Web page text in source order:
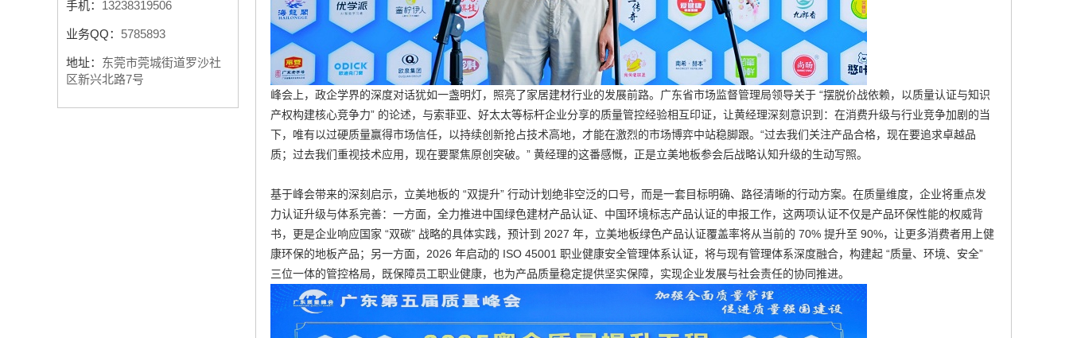
手机： 13238319506
业务QQ： 5785893
地址： 东莞市莞城街道罗沙社
区新兴北路7号
峰会上，政企学界的深度对话犹如一盏明灯，照亮了家居建材行业的发展前路。广东省市场监督管理局领导关于 “摆脱价战依赖，以质量认证与知识
产权构建核心竞争力” 的论述，与索菲亚、好太太等标杆企业分享的质量管控经验相互印证，让黄经理深刻意识到：在消费升级与行业竞争加剧的当
下，唯有以过硬质量赢得市场信任，以持续创新抢占技术高地，才能在激烈的市场博弈中站稳脚跟。“过去我们关注产品合格，现在要追求卓越品
质；过去我们重视技术应用，现在要聚焦原创突破。” 黄经理的这番感慨，正是立美地板参会后战略认知升级的生动写照。
基于峰会带来的深刻启示，立美地板的 “双提升” 行动计划绝非空泛的口号，而是一套目标明确、路径清晰的行动方案。在质量维度，企业将重点发
力认证升级与体系完善：一方面，全力推进中国绿色建材产品认证、中国环境标志产品认证的申报工作，这两项认证不仅是产品环保性能的权威背
书，更是企业响应国家 “双碳” 战略的具体实践，预计到 2027 年，立美地板绿色产品认证覆盖率将从当前的 70% 提升至 90%，让更多消费者用上健
康环保的地板产品；另一方面，2026 年启动的 ISO 45001 职业健康安全管理体系认证，将与现有管理体系深度融合，构建起 “质量、环境、安全”
三位一体的管控格局，既保障员工职业健康，也为产品质量稳定提供坚实保障，实现企业发展与社会责任的协同推进。